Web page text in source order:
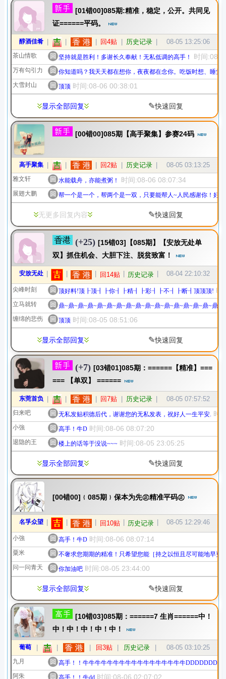
[01错00]085期:精准，稳定，公开。共同见
证======平码。
醇酒佳肴 回4贴 历史记录 08-05 13:25:06
茶山情歌 回 坚持就是胜利！多谢长久奉献！无私低调的高手！ 时间:08-
万有勾引力 回 你知道吗？我天天都在想你，夜夜都在念你。吃饭时想、
大雪封山
回 顶顶 时间:08-06 00:38:01
显示全部回复 ✎快速回复
[00错00]085期【高手聚集】参赛24码
高手聚集 回2贴 历史记录 08-05 03:13:25
雅文轩 回 水能载舟，亦能煮粥！ 时间:08-06 08:07:34
展翅大鹏 回 帮一个是一个，帮两个是一双，只要能帮人~人民感谢你！好
无更多回复内容 ✎快速回复
(+25) [15错03]【085期】【安放无处单
双】抓住机会、大胆下注、脱贫致富！
安放无处 回14贴 历史记录 08-04 22:10:32
尖峰时刻 回 顶好料!顶┠顶┨┠你┨┠精┨┠彩┨┠不┨┠断┨顶顶顶! 时
立马就转 回 鼎~鼎~鼎~鼎~鼎~鼎~鼎~鼎~鼎~鼎~鼎~鼎~鼎~鼎~鼎~鼎~鼎~
缠绵的悲伤
回 顶顶 时间:08-05 08:51:06
显示全部回复 ✎快速回复
(+7) [03错01]085期：======【精准】===
=== 【单双】 ======
东莞首负 回7贴 历史记录 08-05 07:57:52
归来吧 回 无私发贴积德后代，谢谢您的无私发表，祝好人一生平安. 时
小強 回 高手！牛D 时间:08-06 08:07:20
退隐的王 回 楼上的话等于没说~~~ 时间:08-05 23:05:25
显示全部回复 ✎快速回复
[00错00]﹛085期﹜保本为先㊣精准平码㊣
名孚众望 回10贴 历史记录 08-05 12:29:46
小強 回 高手！牛D 时间:08-06 08:07:14
粟米 回 不奢求您期期的精准！只希望您能［持之以恒且尽可能地早更
问一问青天
回 你加油吧 时间:08-05 23:44:00
显示全部回复 ✎快速回复
[10错03]085期：======7 生肖======中！
中！中！中！中！中！
葡萄 回3贴 历史记录 08-05 03:10:25
九月 回 高手！！牛牛牛牛牛牛牛牛牛牛牛牛牛牛牛牛牛
阿朱
回 时间:08-06 02:07:02